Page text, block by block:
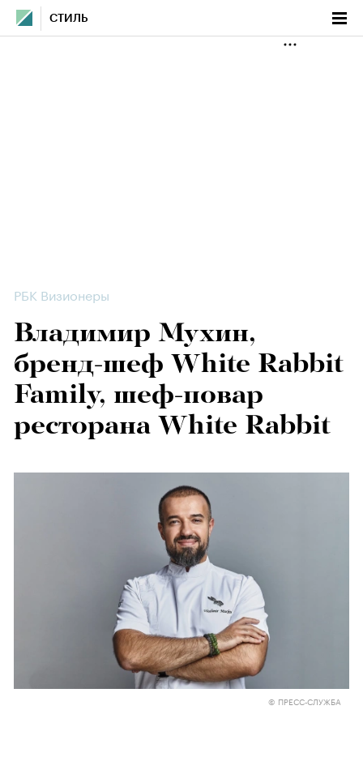
СТИЛЬ
РБК Визионеры
Владимир Мухин,
бренд-шеф White Rabbit
Family, шеф-повар
ресторана White Rabbit
© ПРЕСС-СЛУЖБА